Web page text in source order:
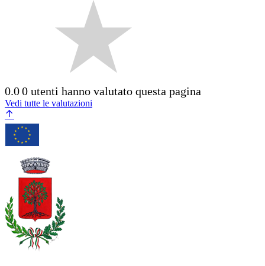
0.00 utenti hanno valutato questa pagina
Vedi tutte le valutazioni